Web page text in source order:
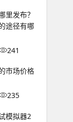
里发布？
途径有哪
241
市场价格
235
模拟器2